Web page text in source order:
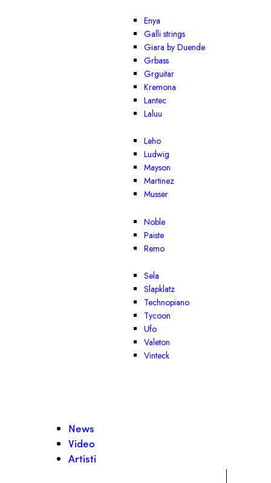
Enya
Galli strings
Giara by Duende
Grbass
Grguitar
Kremona
Lantec
Laluu
Leho
Ludwig
Mayson
Martinez
Musser
Noble
Paiste
Remo
Sela
Slapklatz
Technopiano
Tycoon
Ufo
Valeton
Vinteck
News
Video
Artisti